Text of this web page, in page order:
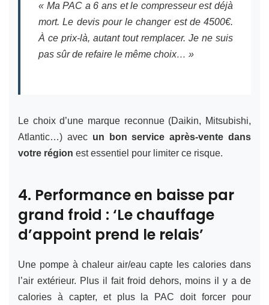
« Ma PAC a 6 ans et le compresseur est déjà
mort. Le devis pour le changer est de 4500€.
À ce prix-là, autant tout remplacer. Je ne suis
pas sûr de refaire le même choix… »
Le choix d’une marque reconnue (Daikin, Mitsubishi,
Atlantic…) avec un bon service après-vente dans
votre région est essentiel pour limiter ce risque.
4. Performance en baisse par
grand froid : ‘Le chauffage
d’appoint prend le relais’
Une pompe à chaleur air/eau capte les calories dans
l’air extérieur. Plus il fait froid dehors, moins il y a de
calories à capter, et plus la PAC doit forcer pour